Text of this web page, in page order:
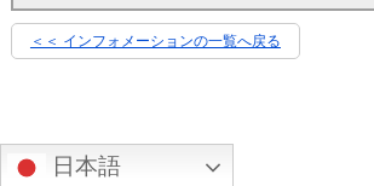
＜＜ インフォメーションの一覧へ戻る
日本語